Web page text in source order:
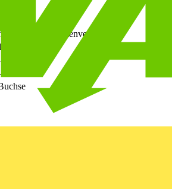
Leiterplattenverbinder
- 105